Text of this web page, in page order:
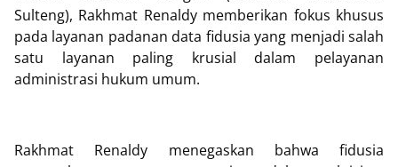
Sulteng), Rakhmat Renaldy memberikan fokus khusus
pada layanan padanan data fidusia yang menjadi salah
satu layanan paling krusial dalam pelayanan
administrasi hukum umum.
Rakhmat Renaldy menegaskan bahwa fidusia